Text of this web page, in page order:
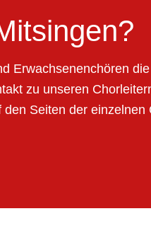
Erwachsenenchören
zu unseren
Seiten der einzelnen